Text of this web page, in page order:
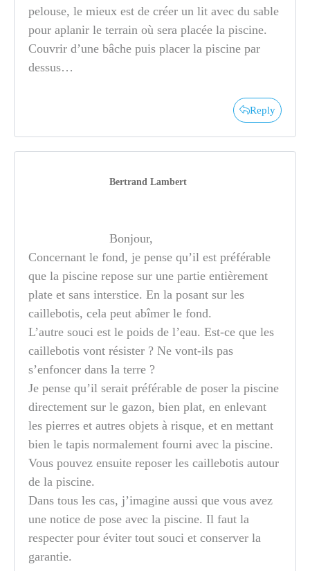
pelouse, le mieux est de créer un lit avec du sable
pour aplanir le terrain où sera placée la piscine.
Couvrir d’une bâche puis placer la piscine par
dessus…
Reply
Bertrand Lambert
Bonjour,
Concernant le fond, je pense qu’il est préférable
que la piscine repose sur une partie entièrement
plate et sans interstice. En la posant sur les
caillebotis, cela peut abîmer le fond.
L’autre souci est le poids de l’eau. Est-ce que les
caillebotis vont résister ? Ne vont-ils pas
s’enfoncer dans la terre ?
Je pense qu’il serait préférable de poser la piscine
directement sur le gazon, bien plat, en enlevant
les pierres et autres objets à risque, et en mettant
bien le tapis normalement fourni avec la piscine.
Vous pouvez ensuite reposer les caillebotis autour
de la piscine.
Dans tous les cas, j’imagine aussi que vous avez
une notice de pose avec la piscine. Il faut la
respecter pour éviter tout souci et conserver la
garantie.